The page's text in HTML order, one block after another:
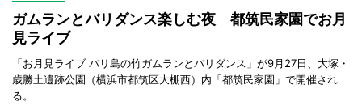
ガムランとバリダンス楽しむ夜 都筑民家園でお月
見ライブ
「お月見ライブ バリ島の竹ガムランとバリダンス」が9月27日、大塚・
歳勝土遺跡公園（横浜市都筑区大棚西）内「都筑民家園」で開催され
る。